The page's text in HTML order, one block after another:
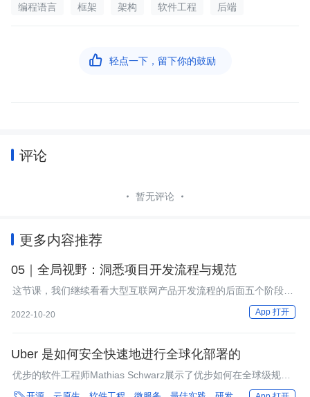
编程语言 框架 架构 软件工程 后端
 轻点一下，留下你的鼓励
评论
暂无评论
更多内容推荐
05｜全局视野：洞悉项目开发流程与规范
这节课，我们继续看看大型互联网产品开发流程的后面五个阶段：
研发实现阶段、测试阶段、上线部署阶段、运维阶段和运营阶段。
2022-10-20 App 打开
Uber 是如何安全快速地进行全球化部署的
优步的软件工程师Mathias Schwarz展示了优步如何在全球级规模
上安全、快速地部署。